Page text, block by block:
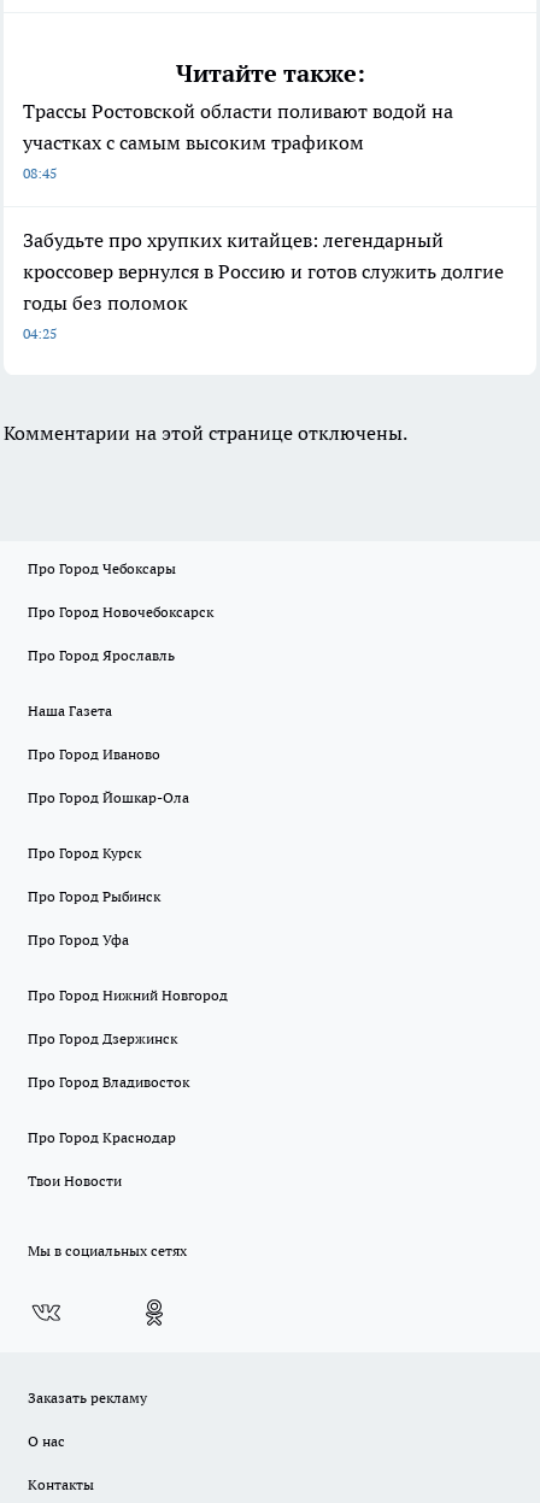
Читайте также:
Трассы Ростовской области поливают водой на
участках с самым высоким трафиком
08:45
Забудьте про хрупких китайцев: легендарный
кроссовер вернулся в Россию и готов служить долгие
годы без поломок
04:25
Комментарии на этой странице отключены.
Про Город Чебоксары
Про Город Новочебоксарск
Про Город Ярославль
Наша Газета
Про Город Иваново
Про Город Йошкар-Ола
Про Город Курск
Про Город Рыбинск
Про Город Уфа
Про Город Нижний Новгород
Про Город Дзержинск
Про Город Владивосток
Про Город Краснодар
Твои Новости
Мы в социальных сетях
Заказать рекламу
О нас
Контакты